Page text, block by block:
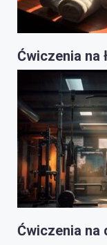
Ćwiczenia na
Ćwiczenia na